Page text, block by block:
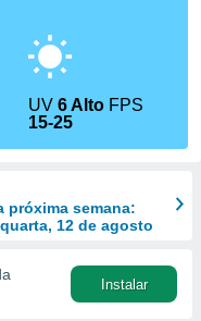
UV6 Alto FPS
15-25
próxima semana:
12 de agosto
Instalar